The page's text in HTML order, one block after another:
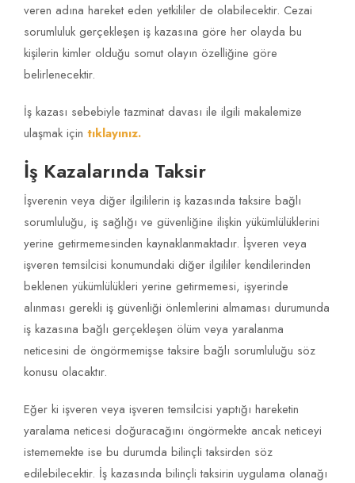
veren adına hareket eden yetkililer de olabilecektir. Cezai
sorumluluk gerçekleşen iş kazasına göre her olayda bu
kişilerin kimler olduğu somut olayın özelliğine göre
belirlenecektir.
İş kazası sebebiyle tazminat davası ile ilgili makalemize
ulaşmak için tıklayınız.
İş Kazalarında Taksir
İşverenin veya diğer ilgililerin iş kazasında taksire bağlı
sorumluluğu, iş sağlığı ve güvenliğine ilişkin yükümlülüklerini
yerine getirmemesinden kaynaklanmaktadır. İşveren veya
işveren temsilcisi konumundaki diğer ilgililer kendilerinden
beklenen yükümlülükleri yerine getirmemesi, işyerinde
alınması gerekli iş güvenliği önlemlerini almaması durumunda
iş kazasına bağlı gerçekleşen ölüm veya yaralanma
neticesini de öngörmemişse taksire bağlı sorumluluğu söz
konusu olacaktır.
Eğer ki işveren veya işveren temsilcisi yaptığı hareketin
yaralama neticesi doğuracağını öngörmekte ancak neticeyi
istememekte ise bu durumda bilinçli taksirden söz
edilebilecektir. İş kazasında bilinçli taksirin uygulama olanağı